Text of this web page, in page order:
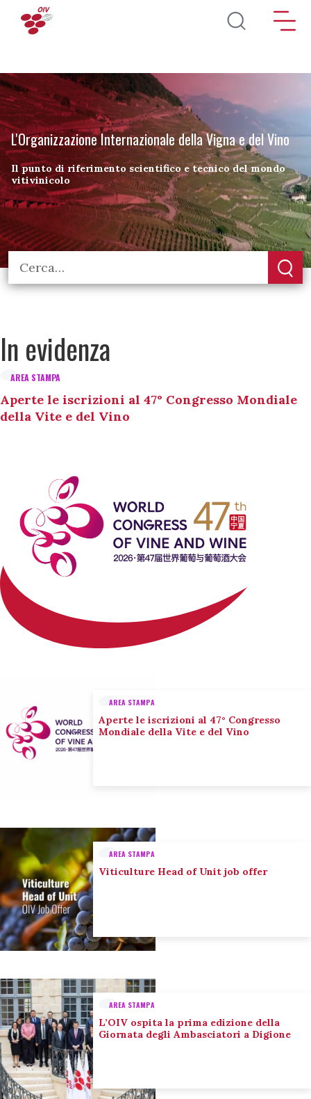
Salta al contenuto principale
L'Organizzazione Internazionale della Vigna e del Vino
Il punto di riferimento scientifico e tecnico del mondo
vitivinicolo
In evidenza
AREA STAMPA
Aperte le iscrizioni al 47° Congresso Mondiale
della Vite e del Vino
AREA STAMPA
Aperte le iscrizioni al 47° Congresso
Mondiale della Vite e del Vino
AREA STAMPA
Viticulture Head of Unit job offer
AREA STAMPA
L’OIV ospita la prima edizione della
Giornata degli Ambasciatori a Digione